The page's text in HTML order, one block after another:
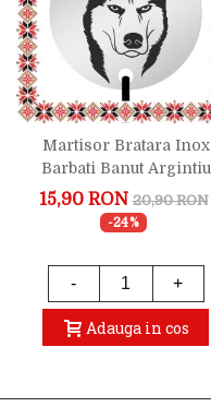
Martisor Bratara Inox
Barbati Banut Argintiu
Husky Serios
15,90 RON 20,90 RON
-24%
- +
Adauga in cos